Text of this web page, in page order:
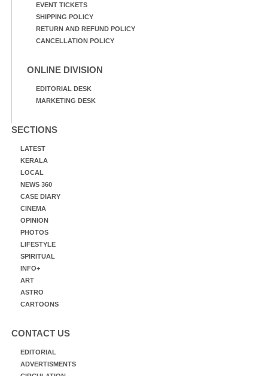
EVENT TICKETS
SHIPPING POLICY
RETURN AND REFUND POLICY
CANCELLATION POLICY
ONLINE DIVISION
EDITORIAL DESK
MARKETING DESK
SECTIONS
LATEST
KERALA
LOCAL
NEWS 360
CASE DIARY
CINEMA
OPINION
PHOTOS
LIFESTYLE
SPIRITUAL
INFO+
ART
ASTRO
CARTOONS
CONTACT US
EDITORIAL
ADVERTISMENTS